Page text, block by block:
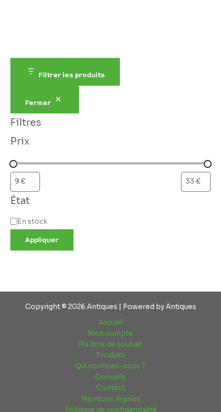
Filtrer les produits
Fermer
Filtres
Prix
État
En stock
Appliquer
Copyright © 2026 Antiques | Powered by Antiques
Accueil
Mon compte
Ma liste de souhait
Produits
Qui sommes-nous ?
Conseils
Contact
Mentions légales
Politique de confidentialité